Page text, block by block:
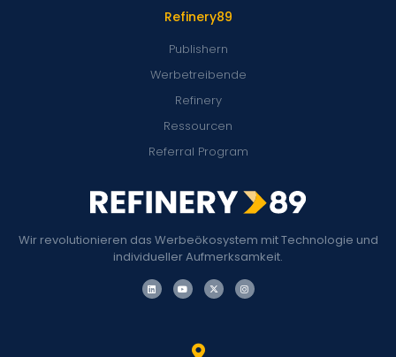
Wir revolutionieren das Werbeökosystem mit Technologie und
individueller Aufmerksamkeit.
Refinery89
Publishern
Werbetreibende
Refinery
Ressourcen
Referral Program